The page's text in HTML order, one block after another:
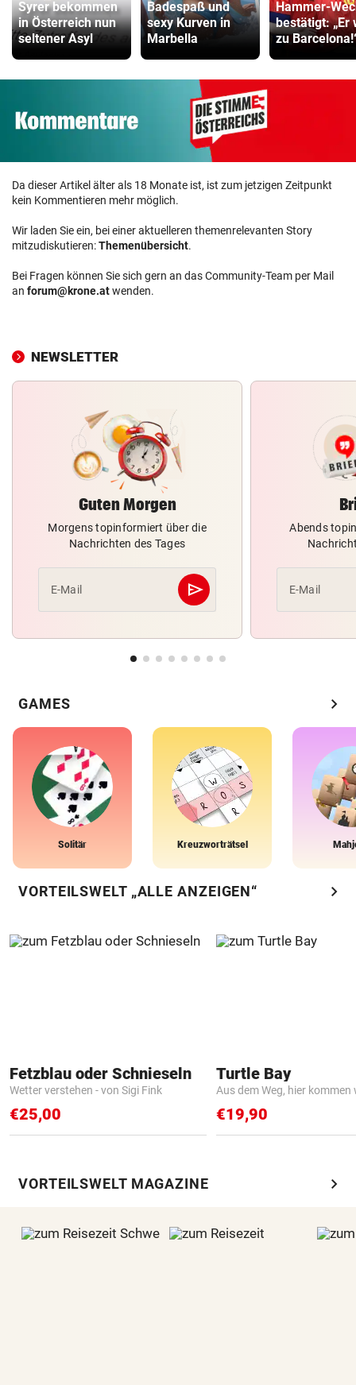
Syrer bekommen
in Österreich nun
seltener Asyl
Badespaß und
sexy Kurven in
Marbella
Hammer-
bestätigt: „Er
zu
Da dieser Artikel älter als 18 Monate ist, ist zum jetzigen Zeitpunkt
kein Kommentieren mehr möglich.
Wir laden Sie ein, bei einer aktuelleren themenrelevanten Story
mitzudiskutieren:Themenübersicht.
Bei Fragen können Sie sich gern an das Community-Team per Mail
an forum@krone.atwenden.
NEWSLETTER
Guten Morgen
Morgens topinformiert über die
Nachrichten des Tages
E-Mail send
Abschicken
Abends
E-Mail
GAMES chevron_right
Solitär Kreuzworträtsel
VORTEILSWELT „ALLE ANZEIGEN“ chevron_right
Fetzblau oder Schnieseln
Wetter verstehen - von Sigi Fink
€25,00
Turtle Bay
Aus dem Weg, hier kommen
€19,90
VORTEILSWELT MAGAZINE chevron_right